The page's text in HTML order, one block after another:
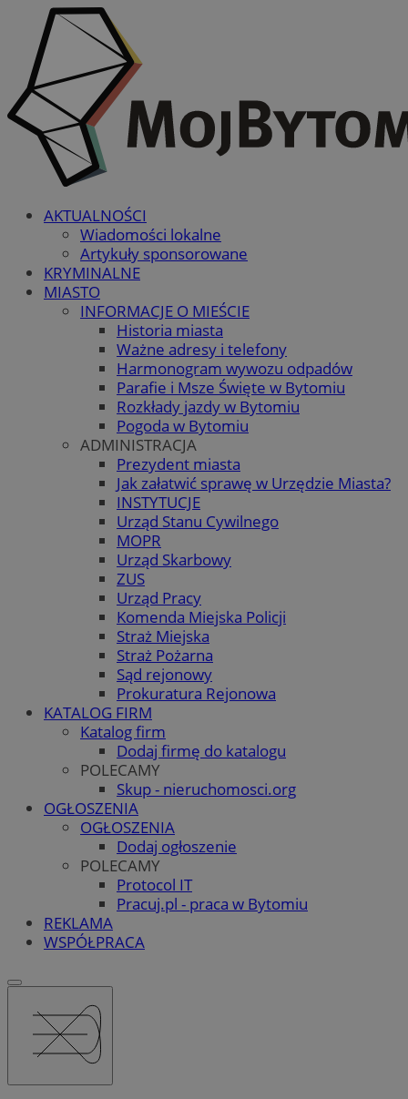
AKTUALNOŚCI
Wiadomości lokalne
Artykuły sponsorowane
KRYMINALNE
MIASTO
INFORMACJE O MIEŚCIE
Historia miasta
Ważne adresy i telefony
Harmonogram wywozu odpadów
Parafie i Msze Święte w Bytomiu
Rozkłady jazdy w Bytomiu
Pogoda w Bytomiu
ADMINISTRACJA
Prezydent miasta
Jak załatwić sprawę w Urzędzie Miasta?
INSTYTUCJE
Urząd Stanu Cywilnego
MOPR
Urząd Skarbowy
ZUS
Urząd Pracy
Komenda Miejska Policji
Straż Miejska
Straż Pożarna
Sąd rejonowy
Prokuratura Rejonowa
KATALOG FIRM
Katalog firm
Dodaj firmę do katalogu
POLECAMY
Skup - nieruchomosci.org
OGŁOSZENIA
OGŁOSZENIA
Dodaj ogłoszenie
POLECAMY
Protocol IT
Pracuj.pl - praca w Bytomiu
REKLAMA
WSPÓŁPRACA